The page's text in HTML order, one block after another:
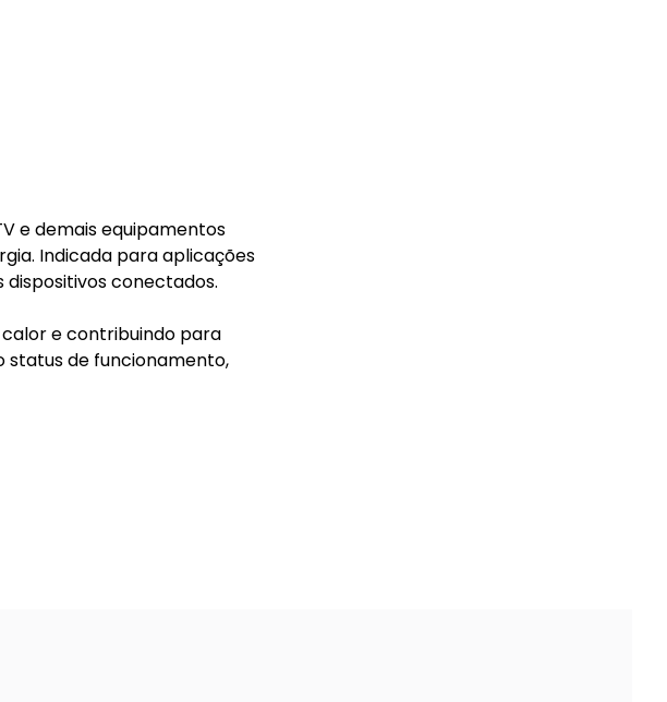
e demais equipamentos
Indicada para aplicações
conectados.
e contribuindo para
status de funcionamento,